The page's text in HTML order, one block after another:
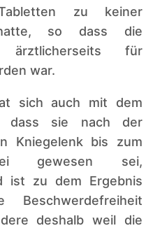
zu keiner
so dass die
ärztlicherseits für
war.
sich auch mit dem
dass sie nach der
Kniegelenk bis zum
gewesen sei,
ist zu dem Ergebnis
deshalb weil die